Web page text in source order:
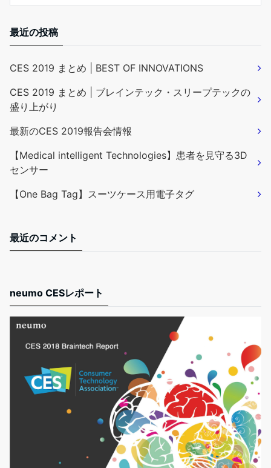
最近の投稿
CES 2019 まとめ | BEST OF INNOVATIONS
CES 2019 まとめ | ブレインテック・スリープテックの
盛り上がり
最新のCES 2019報告会情報
【Medical intelligent Technologies】患者を見守る3D
センサー
【One Bag Tag】スーツケース用電子タグ
最近のコメント
neumo CESレポート